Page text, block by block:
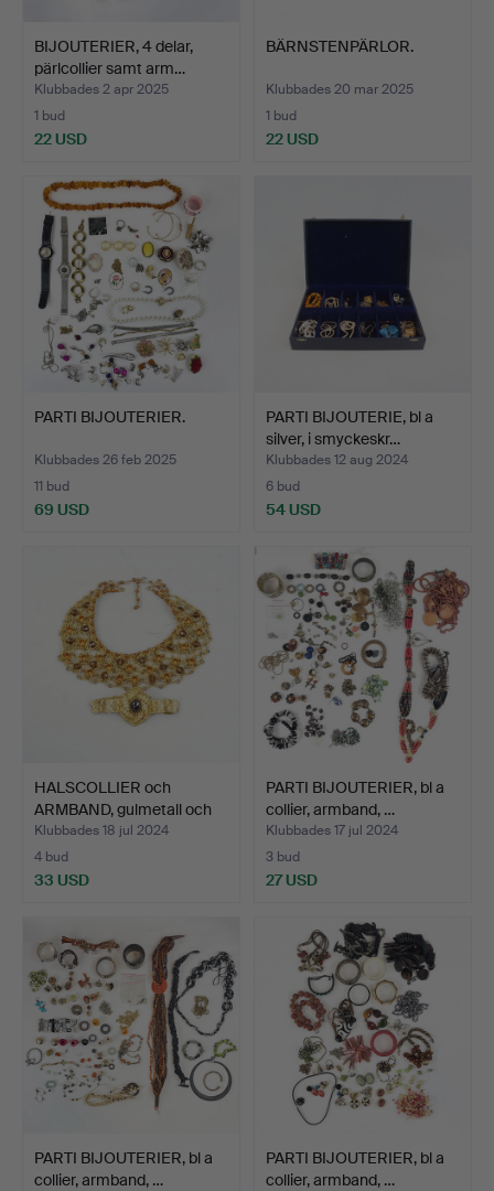
BIJOUTERIER, 4 delar,
pärlcollier samt arm…
Klubbades 2 apr 2025
1 bud
22 USD
BÄRNSTENPÄRLOR.
Klubbades 20 mar 2025
1 bud
22 USD
PARTI BIJOUTERIER.
Klubbades 26 feb 2025
11 bud
69 USD
PARTI BIJOUTERIE, bl a
silver, i smyckeskr…
Klubbades 12 aug 2024
6 bud
54 USD
HALSCOLLIER och
ARMBAND, gulmetall och
fär…
Klubbades 18 jul 2024
4 bud
33 USD
PARTI BIJOUTERIER, bl a
collier, armband, …
Klubbades 17 jul 2024
3 bud
27 USD
PARTI BIJOUTERIER, bl a
collier, armband, …
PARTI BIJOUTERIER, bl a
collier, armband, …